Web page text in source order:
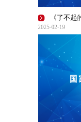
2025-02-19